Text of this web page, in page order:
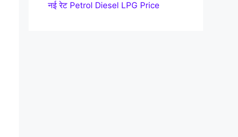
नई रेट Petrol Diesel LPG Price